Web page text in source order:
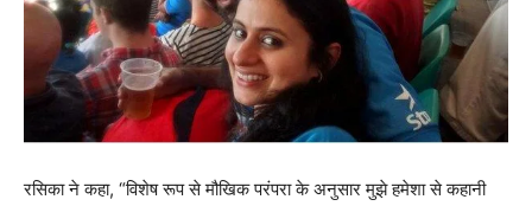
रसिका ने कहा, “विशेष रूप से मौखिक परंपरा के अनुसार मुझे हमेशा से कहानी